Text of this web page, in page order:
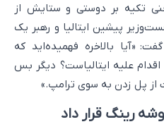
تکیه بر دوستی و ستایش از
پیشین ایتالیا و رهبر یک
«آیا بالاخره فهمیده‌اید که
علیه ایتالیاست؟ دیگر بس
از پل زدن به سوی ترامپ.»
رینگ قرار داد